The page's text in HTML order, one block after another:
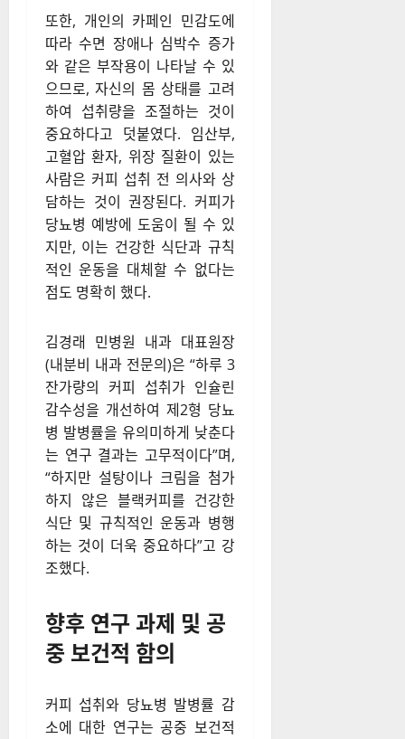
또한, 개인의 카페인 민감도에
따라 수면 장애나 심박수 증가
와 같은 부작용이 나타날 수 있
으므로, 자신의 몸 상태를 고려
하여 섭취량을 조절하는 것이
중요하다고 덧붙였다. 임산부,
고혈압 환자, 위장 질환이 있는
사람은 커피 섭취 전 의사와 상
담하는 것이 권장된다. 커피가
당뇨병 예방에 도움이 될 수 있
지만, 이는 건강한 식단과 규칙
적인 운동을 대체할 수 없다는
점도 명확히 했다.
김경래 민병원 내과 대표원장
(내분비 내과 전문의)은 “하루 3
잔가량의 커피 섭취가 인슐린
감수성을 개선하여 제2형 당뇨
병 발병률을 유의미하게 낮춘다
는 연구 결과는 고무적이다”며,
“하지만 설탕이나 크림을 첨가
하지 않은 블랙커피를 건강한
식단 및 규칙적인 운동과 병행
하는 것이 더욱 중요하다”고 강
조했다.
향후 연구 과제 및 공
중 보건적 함의
커피 섭취와 당뇨병 발병률 감
소에 대한 연구는 공중 보건적